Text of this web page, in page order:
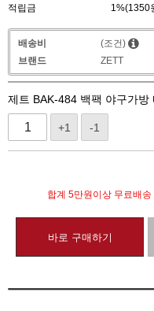
적립금 1%(1350
배송비
(조건)
브랜드
ZETT
제트 BAK-484 백팩 야구가
+1 -1
합계 5만원이상 무료배
바로 구매하기